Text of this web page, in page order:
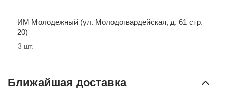
ИМ Молодежный (ул. Молодогвардейская, д. 61 стр.
20)
3 шт.
Ближайшая доставка